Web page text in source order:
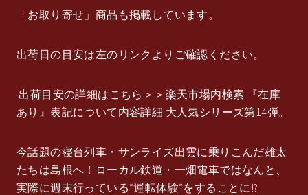
「お取り寄せ」商品も掲載しています。
出荷日の目安は左のリンクよりご確認ください。
出荷目安の詳細はこちら＞＞楽天市場内検索 『在庫
あり』表記について内容詳細 大人気シリーズ第14弾。
今話題の寝台列車・サンライズ出雲に乗りこんだ雄太
たちは島根へ！ローカル鉄道・一畑電車ではなんと、
実際に週末行っている“運転体験”をすることに!?